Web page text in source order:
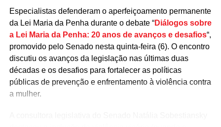
Especialistas defenderam o aperfeiçoamento permanente
da Lei Maria da Penha durante o debate “Diálogos sobre
a Lei Maria da Penha: 20 anos de avanços e desafios“,
promovido pelo Senado nesta quinta-feira (6). O encontro
discutiu os avanços da legislação nas últimas duas
décadas e os desafios para fortalecer as políticas
públicas de prevenção e enfrentamento à violência contra
a mulher.